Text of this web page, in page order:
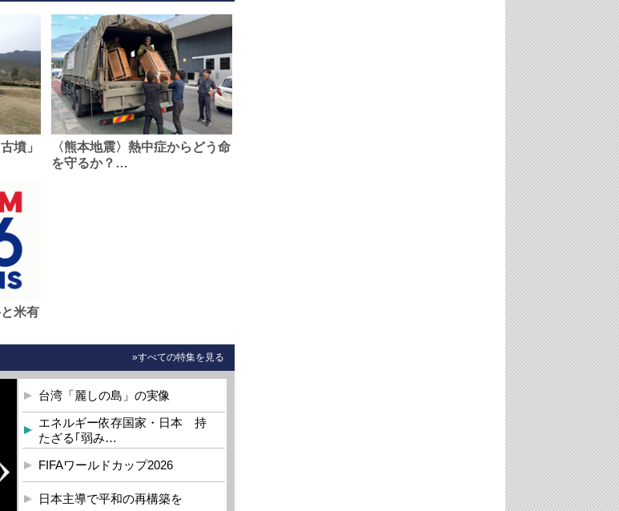
墳」
〈熊本地震〉熱中症からどう命
を守るか？…
米有
»すべての特集を見る
台湾「麗しの島」の実像
エネルギー依存国家・日本 持
たざる｢弱み…
FIFAワールドカップ2026
日本主導で平和の再構築を